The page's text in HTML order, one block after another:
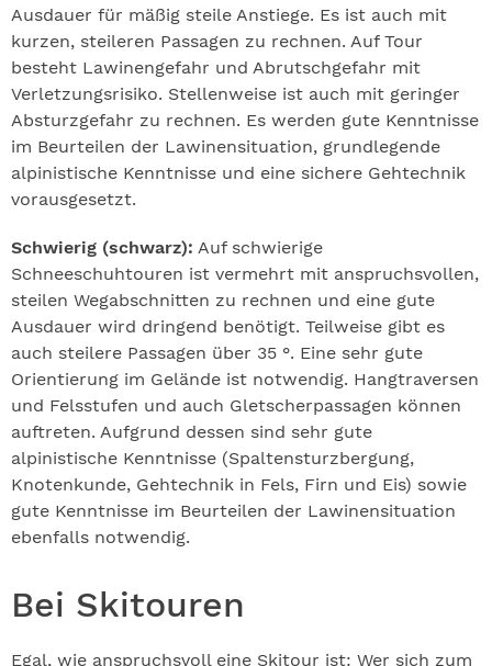
Ausdauer für mäßig steile Anstiege. Es ist auch mit
kurzen, steileren Passagen zu rechnen. Auf Tour
besteht Lawinengefahr und Abrutschgefahr mit
Verletzungsrisiko. Stellenweise ist auch mit geringer
Absturzgefahr zu rechnen. Es werden gute Kenntnisse
im Beurteilen der Lawinensituation, grundlegende
alpinistische Kenntnisse und eine sichere Gehtechnik
vorausgesetzt.
Schwierig (schwarz): Auf schwierige
Schneeschuhtouren ist vermehrt mit anspruchsvollen,
steilen Wegabschnitten zu rechnen und eine gute
Ausdauer wird dringend benötigt. Teilweise gibt es
auch steilere Passagen über 35 °. Eine sehr gute
Orientierung im Gelände ist notwendig. Hangtraversen
und Felsstufen und auch Gletscherpassagen können
auftreten. Aufgrund dessen sind sehr gute
alpinistische Kenntnisse (Spaltensturzbergung,
Knotenkunde, Gehtechnik in Fels, Firn und Eis) sowie
gute Kenntnisse im Beurteilen der Lawinensituation
ebenfalls notwendig.
Bei Skitouren
Egal, wie anspruchsvoll eine Skitour ist: Wer sich zum